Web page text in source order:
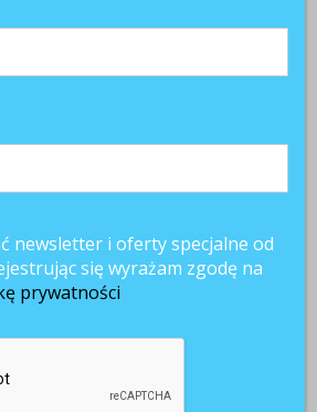
w hr
technologia w pracy
AI w rekrutacji.
bardziej walczyć
newsletter i oferty specjalne od
się wyrażam zgodę na
prywatności